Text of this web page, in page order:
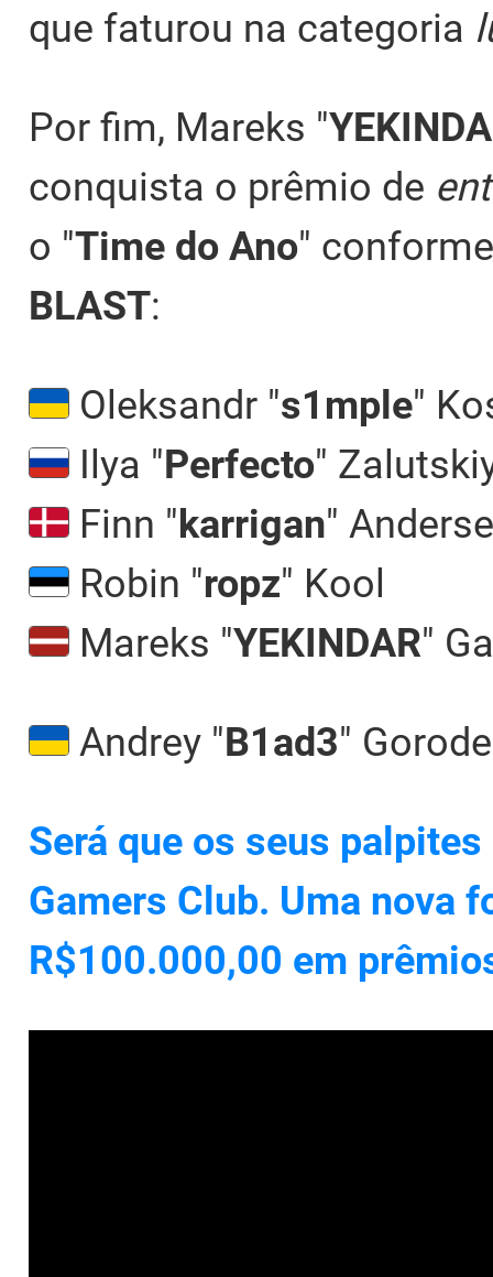
que faturou na categoria
Por fim, Mareks "
conquista o prêmio de
o "Time do Ano"
BLAST:
Oleksandr "s1mple"
Ilya "Perfecto"
Finn "karrigan"
Robin "ropz" Kool
Mareks "YEKINDAR"
Andrey "B1ad3"
Será que os seus
Gamers Club. Uma nova
R$100.000,00 em